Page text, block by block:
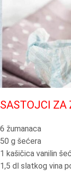
SASTOJCI ZA
6 žumanaca
50 g šećera
1 kašičica vanilin
1,5 dl slatkog vina